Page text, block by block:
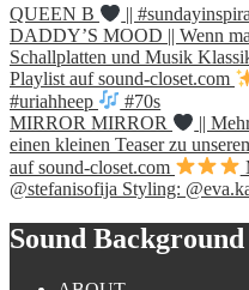
QUEEN B ||
DADDY’S MOOD || Wenn
Schallplatten und Musik
Playlist auf sound-closet.com
#uriahheep
#70s
MIRROR MIRROR
||
einen kleinen Teaser zu
auf sound-closet.com
@stefanisofija Styling:
Sound Background